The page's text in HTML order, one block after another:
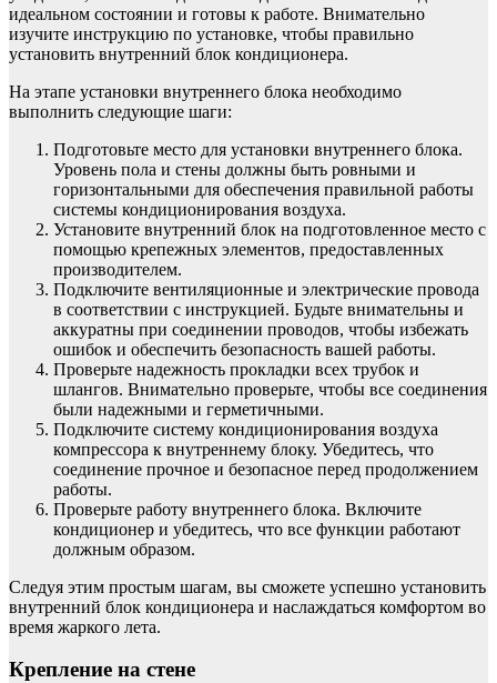
идеальном состоянии и готовы к работе. Внимательно
изучите инструкцию по установке, чтобы правильно
установить внутренний блок кондиционера.
На этапе установки внутреннего блока необходимо
выполнить следующие шаги:
Подготовьте место для установки внутреннего блока.
Уровень пола и стены должны быть ровными и
горизонтальными для обеспечения правильной работы
системы кондиционирования воздуха.
Установите внутренний блок на подготовленное место с
помощью крепежных элементов, предоставленных
производителем.
Подключите вентиляционные и электрические провода
в соответствии с инструкцией. Будьте внимательны и
аккуратны при соединении проводов, чтобы избежать
ошибок и обеспечить безопасность вашей работы.
Проверьте надежность прокладки всех трубок и
шлангов. Внимательно проверьте, чтобы все соединения
были надежными и герметичными.
Подключите систему кондиционирования воздуха
компрессора к внутреннему блоку. Убедитесь, что
соединение прочное и безопасное перед продолжением
работы.
Проверьте работу внутреннего блока. Включите
кондиционер и убедитесь, что все функции работают
должным образом.
Следуя этим простым шагам, вы сможете успешно установить
внутренний блок кондиционера и наслаждаться комфортом во
время жаркого лета.
Крепление на стене